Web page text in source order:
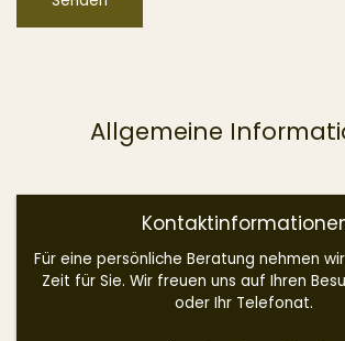
Allgemeine
Für eine persönliche Beratung nehmen
Zeit für Sie. Wir freuen uns auf Ihren
oder Ihr Telefonat.